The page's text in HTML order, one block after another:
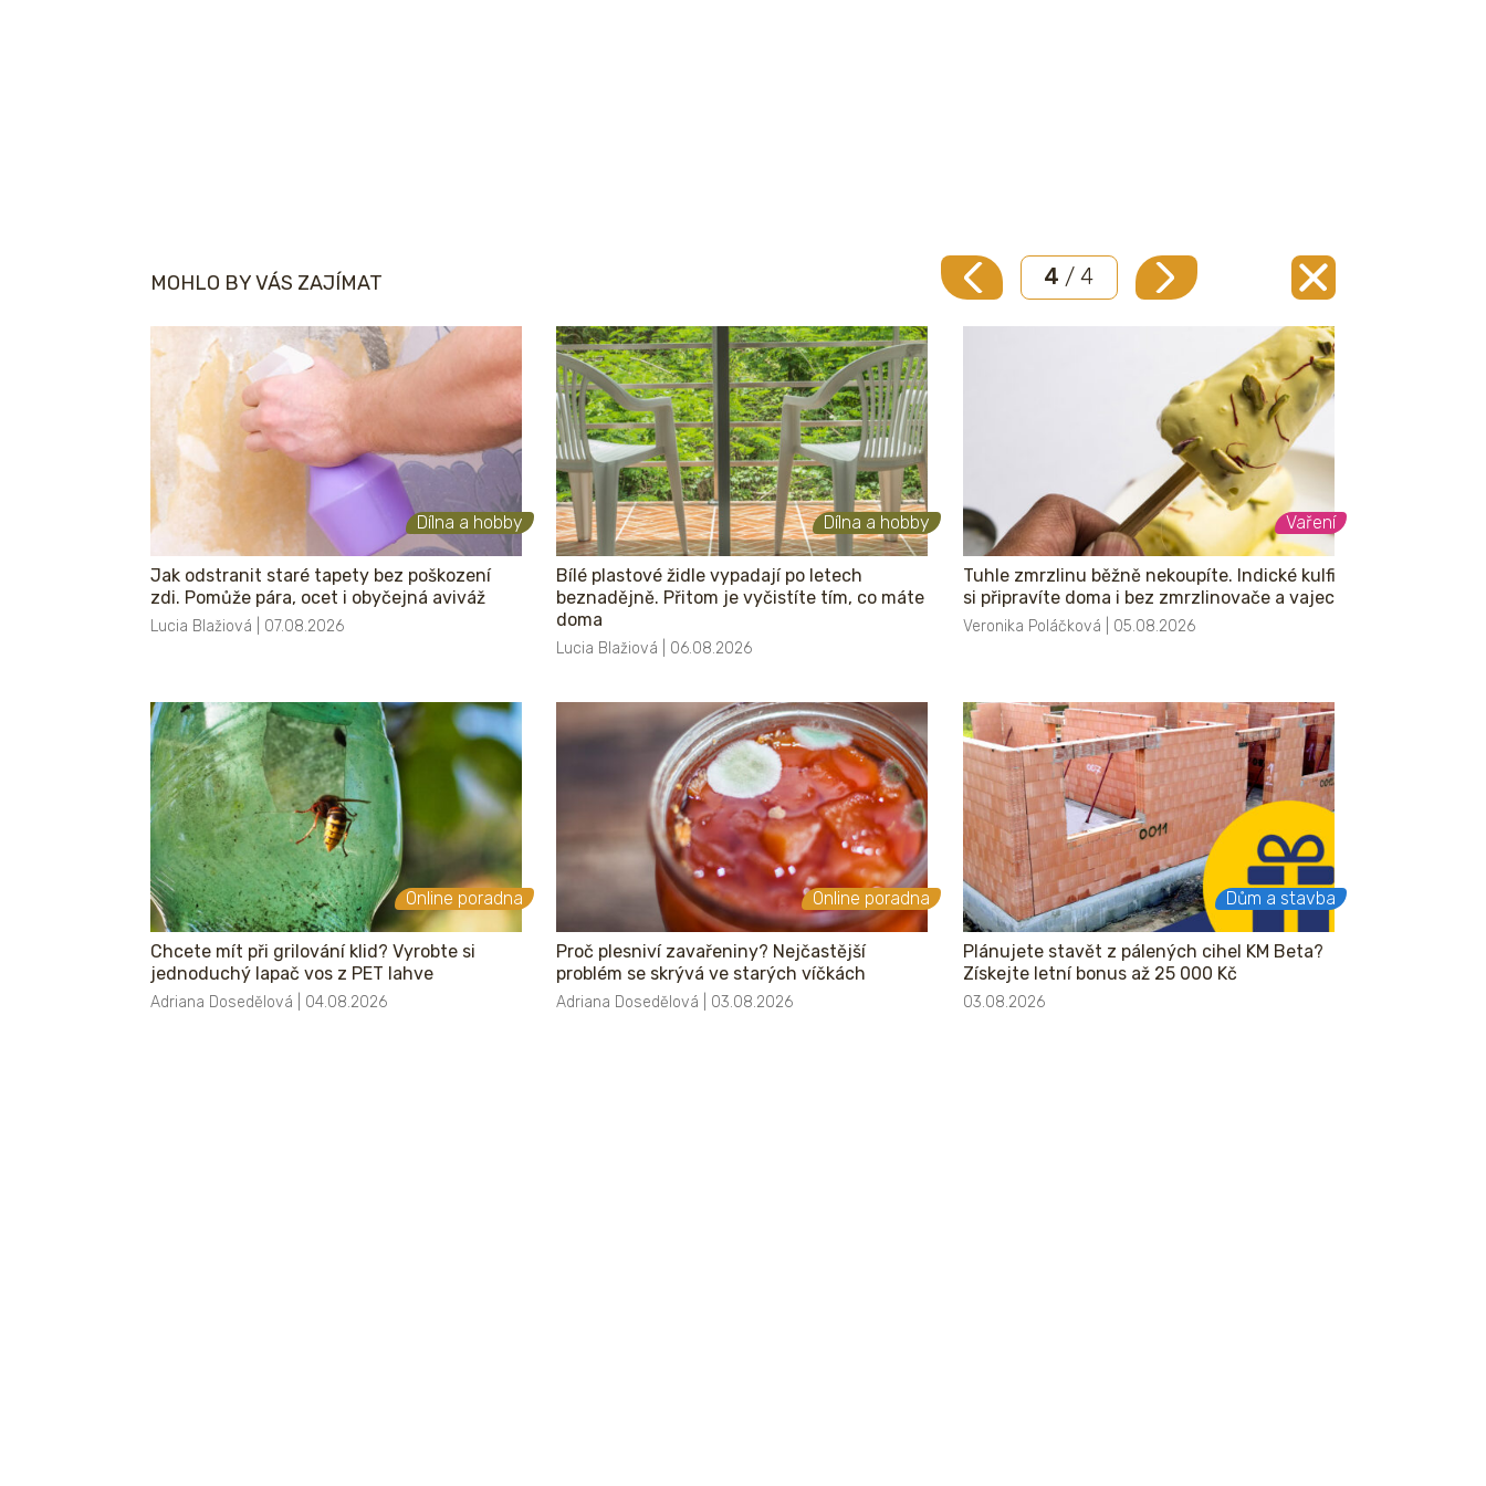
MOHLO BY VÁS ZAJÍMAT 4 / 4
Dílna a hobby
Jak odstranit staré tapety bez poškození
zdi. Pomůže pára, ocet i obyčejná aviváž
Lucia Blažiová | 07.08.2026
Dílna a hobby
Bílé plastové židle vypadají po letech
beznadějně. Přitom je vyčistíte tím, co máte
doma
Lucia Blažiová | 06.08.2026
Vaření
Tuhle zmrzlinu běžně nekoupíte. Indické kulfi
si připravíte doma i bez zmrzlinovače a vajec
Veronika Poláčková | 05.08.2026
Online poradna
Chcete mít při grilování klid? Vyrobte si
jednoduchý lapač vos z PET lahve
Adriana Dosedělová | 04.08.2026
Online poradna
Proč plesniví zavařeniny? Nejčastější
problém se skrývá ve starých víčkách
Adriana Dosedělová | 03.08.2026
Dům a stavba
Plánujete stavět z pálených cihel KM Beta?
Získejte letní bonus až 25 000 Kč
03.08.2026